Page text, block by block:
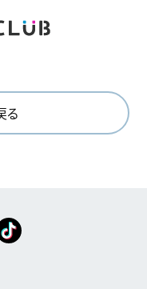
る